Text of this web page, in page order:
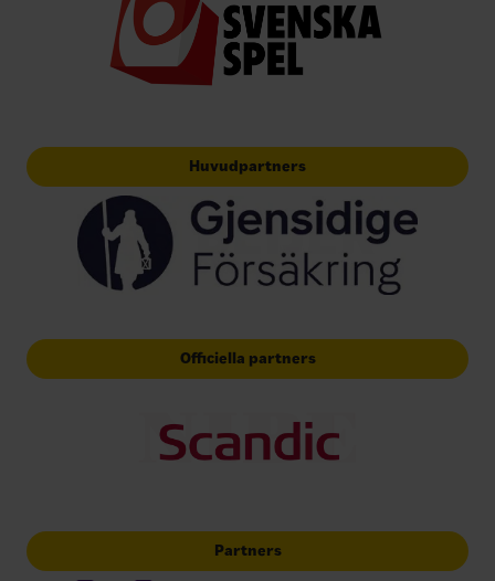
Huvudpartners
Officiella partners
Partners